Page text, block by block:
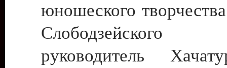
юношеского
руководитель